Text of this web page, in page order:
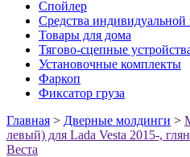
Спойлер
Средства
Товары для дома
Тягово-сцепные
Установочные комплекты
Фаркоп
Фиксатор груза
Главная > Дверные молдинги >
левый) для Lada Vesta 2015-,
Веста